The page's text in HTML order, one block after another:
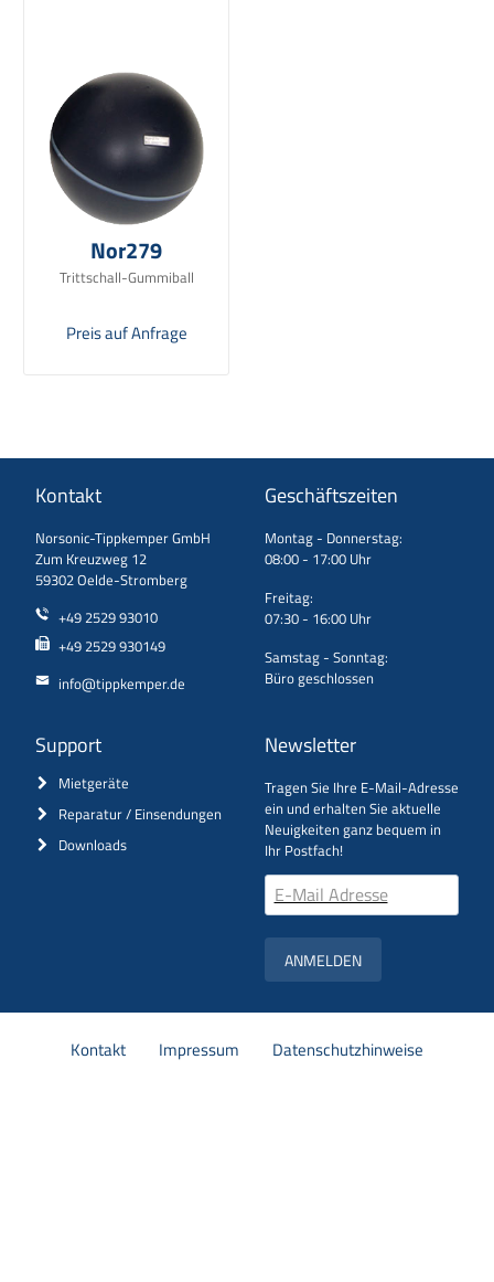
Nor279
Trittschall-Gummiball
Preis auf Anfrage
Kontakt
Norsonic-Tippkemper GmbH
Zum Kreuzweg 12
59302 Oelde-Stromberg
+49 2529 93010
+49 2529 930149
info@tippkemper.de
Geschäftszeiten
Montag - Donnerstag:
08:00 - 17:00 Uhr
Freitag:
07:30 - 16:00 Uhr
Samstag - Sonntag:
Büro geschlossen
Support
Mietgeräte
Reparatur / Einsendungen
Downloads
Newsletter
Tragen Sie Ihre E-Mail-Adresse
ein und erhalten Sie aktuelle
Neuigkeiten ganz bequem in
Ihr Postfach!
ANMELDEN
Navigation
Kontakt Impressum Datenschutzhinweise